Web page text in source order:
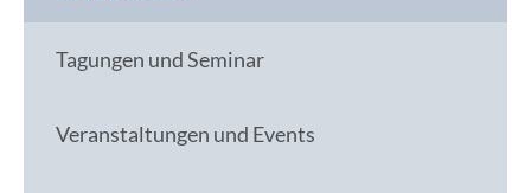
Tagungen und Seminar
Veranstaltungen und Events